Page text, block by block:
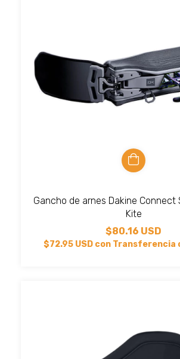
Gancho de arnes Dakine Connect
Kite
$80.16 USD
$72.95 USD con Transferencia